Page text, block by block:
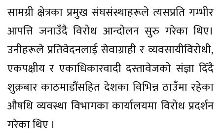
सामग्री क्षेत्रका प्रमुख संघसंस्थाहरूले त्यसप्रति गम्भीर
आपत्ति जनाउँदै विरोध आन्दोलन सुरु गरेका थिए।
उनीहरूले प्रतिवेदनलाई सेवाग्राही र व्यवसायीविरोधी,
एकपक्षीय र एकाधिकारवादी दस्तावेजको संज्ञा दिँदै
शुक्रबार काठमाडौंसहित देशका विभिन्न ठाउँमा रहेका
औषधि व्यवस्था विभागका कार्यालयमा विरोध प्रदर्शन
गरेका थिए ।